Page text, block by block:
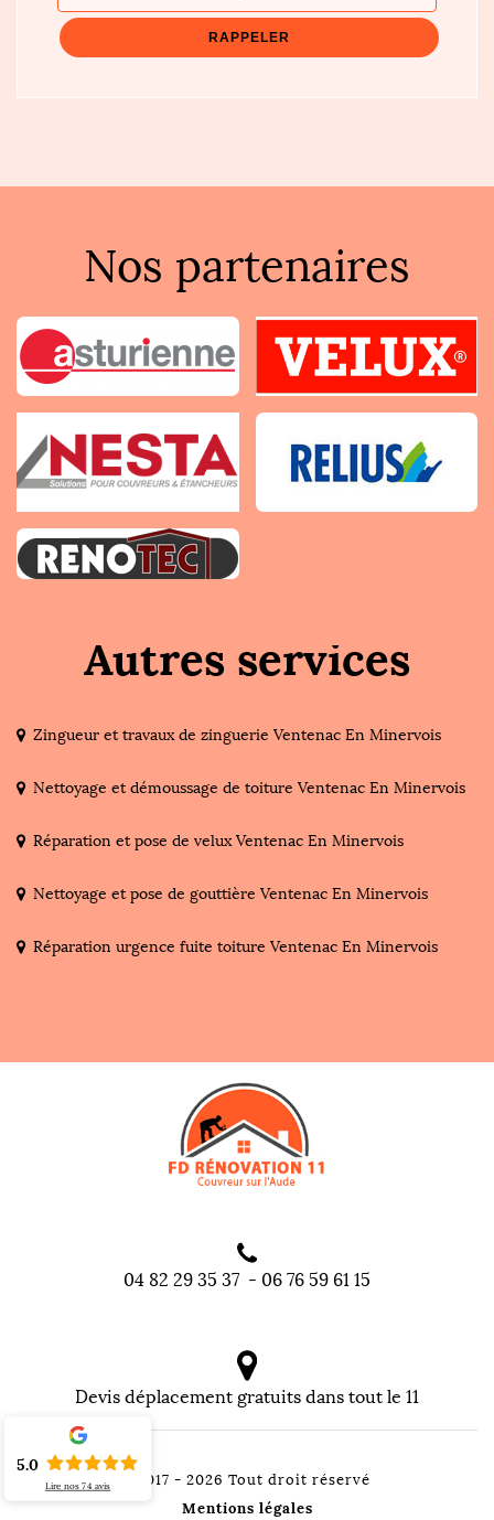
Nos partenaires
Autres services
Zingueur et travaux de zinguerie Ventenac En Minervois
Nettoyage et démoussage de toiture Ventenac En Minervois
Réparation et pose de velux Ventenac En Minervois
Nettoyage et pose de gouttière Ventenac En Minervois
Réparation urgence fuite toiture Ventenac En Minervois
04 82 29 35 37 - 06 76 59 61 15
Devis déplacement gratuits dans tout le 11
©2017 - 2026 Tout droit réservé
Mentions légales
5.0
Lire nos74 avis